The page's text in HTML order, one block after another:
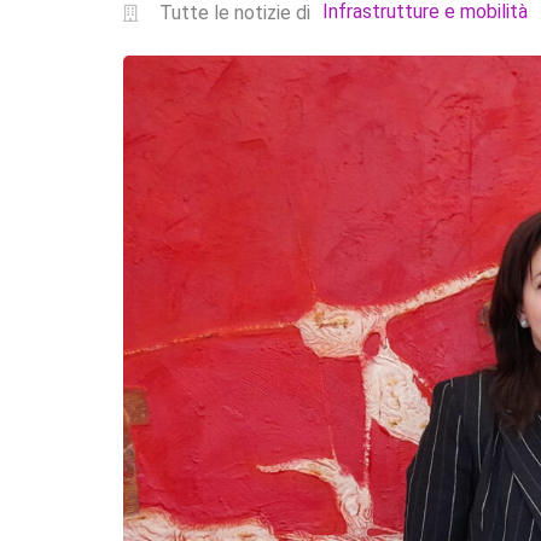
Tutte le notizie di Infrastrutture e mobilità